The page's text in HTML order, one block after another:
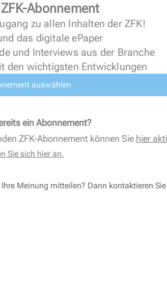
Abonnement
zu allen Inhalten der ZFK!
das digitale ePaper
und Interviews aus der Branche
den wichtigsten Entwicklungen
auswählen
ein Abonnement?
ZFK-Abonnement können Sie hier
Sie sich hier an.
Meinung mitteilen? Dann kontaktieren